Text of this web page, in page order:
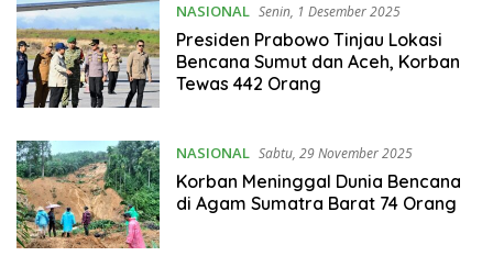
NASIONAL Senin, 1 Desember 2025
Presiden Prabowo Tinjau Lokasi
Bencana Sumut dan Aceh, Korban
Tewas 442 Orang
NASIONAL Sabtu, 29 November 2025
Korban Meninggal Dunia Bencana
di Agam Sumatra Barat 74 Orang